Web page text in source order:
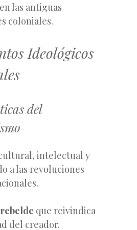
las antiguas
coloniales.
Ideológicos
del
intelectual y
a las revoluciones
que reivindica
del creador.